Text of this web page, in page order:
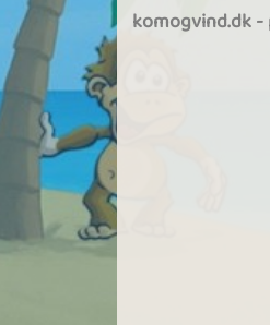
komogvind.dk-